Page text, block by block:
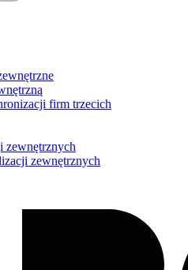
firm trzecich
zewnętrznych
zewnętrznych